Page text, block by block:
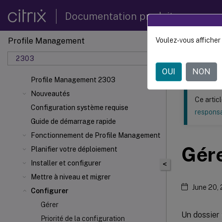
Documentation produit
Profile Management
2303
Profile Management 2303
Nouveautés
Configuration système requise
Guide de démarrage rapide
Fonctionnement de Profile Management
Planifier votre déploiement
Installer et configurer
Mettre à niveau et migrer
Configurer
Gérer
Priorité de la configuration
Ce contenu a
Profile
<
Ce
June 20,
Un
Voulez-vous
OUI NON